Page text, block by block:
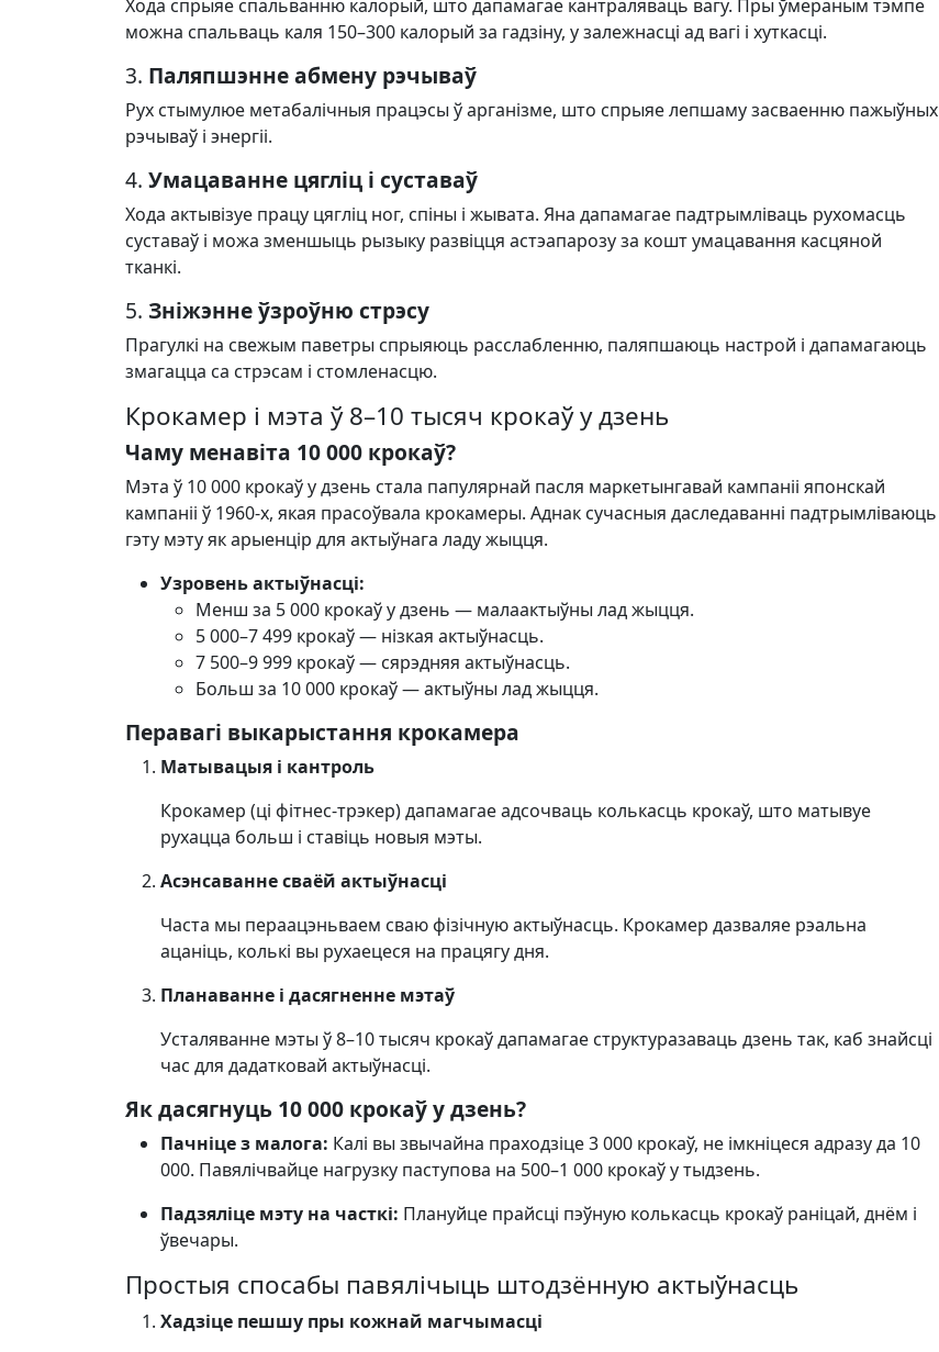
Хода спрыяе спальванню калорый, што дапамагае кантраляваць вагу. Пры ўмераным тэмпе
можна спальваць каля 150–300 калорый за гадзіну, у залежнасці ад вагі і хуткасці.
3. Паляпшэнне абмену рэчываў
Рух стымулюе метабалічныя працэсы ў арганізме, што спрыяе лепшаму засваенню пажыўных
рэчываў і энергіі.
4. Умацаванне цягліц і суставаў
Хода актывізуе працу цягліц ног, спіны і жывата. Яна дапамагае падтрымліваць рухомасць
суставаў і можа зменшыць рызыку развіцця астэапарозу за кошт умацавання касцяной
тканкі.
5. Зніжэнне ўзроўню стрэсу
Прагулкі на свежым паветры спрыяюць расслабленню, паляпшаюць настрой і дапамагаюць
змагацца са стрэсам і стомленасцю.
Крокамер і мэта ў 8–10 тысяч крокаў у дзень
Чаму менавіта 10 000 крокаў?
Мэта ў 10 000 крокаў у дзень стала папулярнай пасля маркетынгавай кампаніі японскай
кампаніі ў 1960-х, якая прасоўвала крокамеры. Аднак сучасныя даследаванні падтрымліваюць
гэту мэту як арыенцір для актыўнага ладу жыцця.
Узровень актыўнасці:
Менш за 5 000 крокаў у дзень — малаактыўны лад жыцця.
5 000–7 499 крокаў — нізкая актыўнасць.
7 500–9 999 крокаў — сярэдняя актыўнасць.
Больш за 10 000 крокаў — актыўны лад жыцця.
Перавагі выкарыстання крокамера
Матывацыя і кантроль
Крокамер (ці фітнес-трэкер) дапамагае адсочваць колькасць крокаў, што матывуе
рухацца больш і ставіць новыя мэты.
Асэнсаванне сваёй актыўнасці
Часта мы пераацэньваем сваю фізічную актыўнасць. Крокамер дазваляе рэальна
ацаніць, колькі вы рухаецеся на працягу дня.
Планаванне і дасягненне мэтаў
Усталяванне мэты ў 8–10 тысяч крокаў дапамагае структуразаваць дзень так, каб знайсці
час для дадатковай актыўнасці.
Як дасягнуць 10 000 крокаў у дзень?
Пачніце з малога: Калі вы звычайна праходзіце 3 000 крокаў, не імкніцеся адразу да 10
000. Павялічвайце нагрузку паступова на 500–1 000 крокаў у тыдзень.
Падзяліце мэту на часткі: Плануйце прайсці пэўную колькасць крокаў раніцай, днём і
ўвечары.
Простыя спосабы павялічыць штодзённую актыўнасць
Хадзіце пешшу пры кожнай магчымасці